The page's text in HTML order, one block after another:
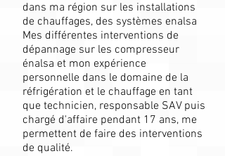
dans ma région sur les installations
de chauffages, des systèmes enalsa
Mes différentes interventions de
dépannage sur les compresseur
énalsa et mon expérience
personnelle dans le domaine de la
réfrigération et le chauffage en tant
que technicien, responsable SAV puis
chargé d'affaire pendant 17 ans, me
permettent de faire des interventions
de qualité.